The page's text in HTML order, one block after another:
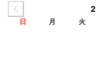
日 月 火